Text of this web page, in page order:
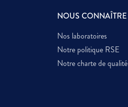
NOUS CONNAÎTRE
Nos laboratoires
Notre politique RSE
Notre charte de qualité